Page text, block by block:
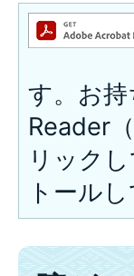
す。お
Reader
リック
トール